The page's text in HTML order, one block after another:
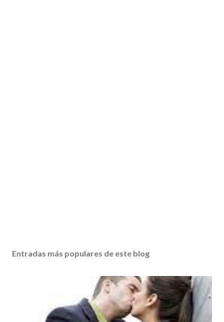
Entradas más populares de este blog